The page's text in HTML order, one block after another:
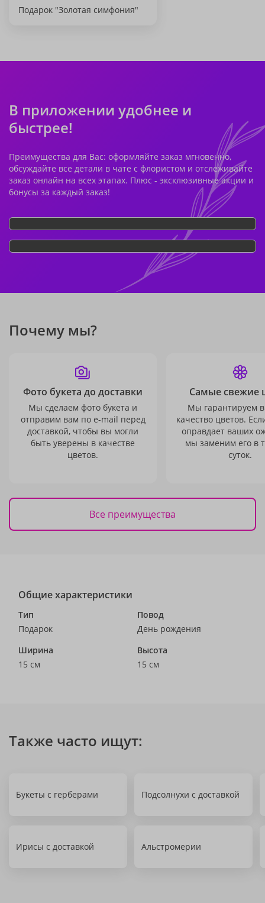
Подарок "Золотая симфония"
В приложении удобнее и
быстрее!
Преимущества для Вас: оформляйте заказ мгновенно,
обсуждайте все детали в чате с флористом и отслеживайте
заказ онлайн на всех этапах. Плюс - эксклюзивные акции и
бонусы за каждый заказ!
Почему мы?
Фото букета до доставки
Мы сделаем фото букета и
отправим вам по e-mail перед
доставкой, чтобы вы могли
быть уверены в качестве
цветов.
Самые свежие
Мы гарантируем
качество цветов.
оправдает ваших
мы заменим его в
суток.
Все преимущества
Общие характеристики
Тип
Подарок
Повод
День рождения
Ширина
15 см
Высота
15 см
Также часто ищут:
Букеты с герберами Подсолнухи с доставкой
Ирисы с доставкой Альстромерии